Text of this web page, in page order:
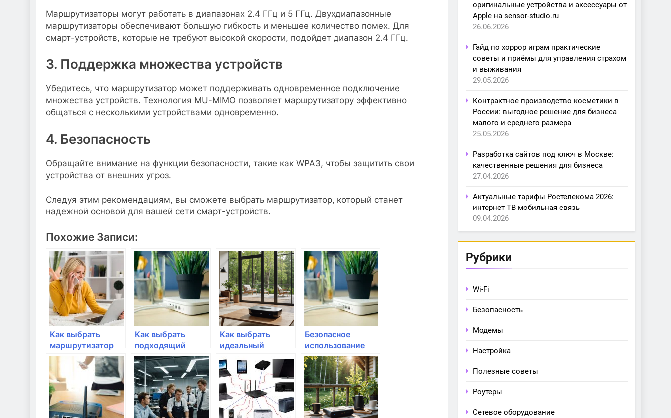
Маршрутизаторы могут работать в диапазонах 2.4 ГГц и 5 ГГц. Двухдиапазонные
маршрутизаторы обеспечивают большую гибкость и меньшее количество помех. Для
смарт-устройств, которые не требуют высокой скорости, подойдет диапазон 2.4 ГГц.
3. Поддержка множества устройств
Убедитесь, что маршрутизатор может поддерживать одновременное подключение
множества устройств. Технология MU-MIMO позволяет маршрутизатору эффективно
общаться с несколькими устройствами одновременно.
4. Безопасность
Обращайте внимание на функции безопасности, такие как WPA3, чтобы защитить свои
устройства от внешних угроз.
Следуя этим рекомендациям, вы сможете выбрать маршрутизатор, который станет
надежной основой для вашей сети смарт-устройств.
Похожие Записи:
Как выбрать
маршрутизатор
для квартир с
высокой
проходимостью?
Как выбрать
подходящий
маршрутизатор
для домашней
сети?
Как выбрать
идеальный
для потокового
видео
Безопасное
использование
смарт-устройств
и умного дома
оригинальные устройства и аксессуары от
Apple на sensor-studio.ru
26.06.2026
Гайд по хоррор играм практические
советы и приёмы для управления страхом
и выживания
29.05.2026
Контрактное производство косметики в
России: выгодное решение для бизнеса
малого и среднего размера
25.05.2026
Разработка сайтов под ключ в Москве:
качественные решения для бизнеса
27.04.2026
Актуальные тарифы Ростелекома 2026:
интернет ТВ мобильная связь
09.04.2026
Рубрики
Wi-Fi
Безопасность
Модемы
Настройка
Полезные советы
Роутеры
Сетевое оборудование